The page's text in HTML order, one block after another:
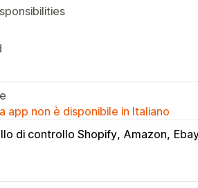
app non è disponibile in Italiano
di controllo Shopify Amazon